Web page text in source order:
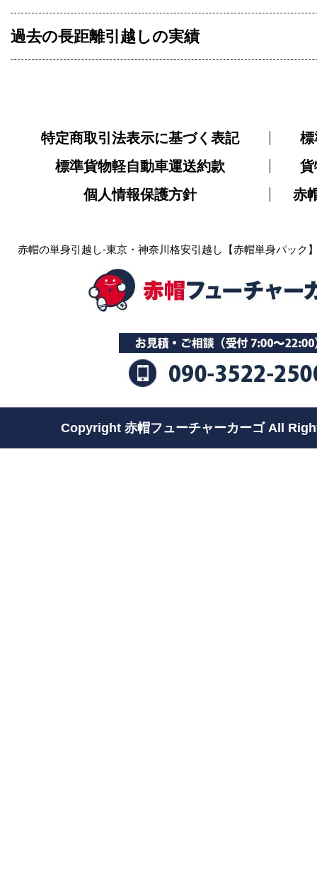
過去の長距離引越しの実績
特定商取引法表示に基づく表記
標
標準貨物軽自動車運送約款
貨
個人情報保護方針
赤
赤帽の単身引越し-東京・神奈川格安引越し【赤帽単身パック
Copyright 赤帽フューチャーカーゴ All